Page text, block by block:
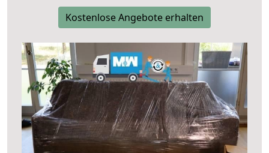
Kostenlose Angebote erhalten